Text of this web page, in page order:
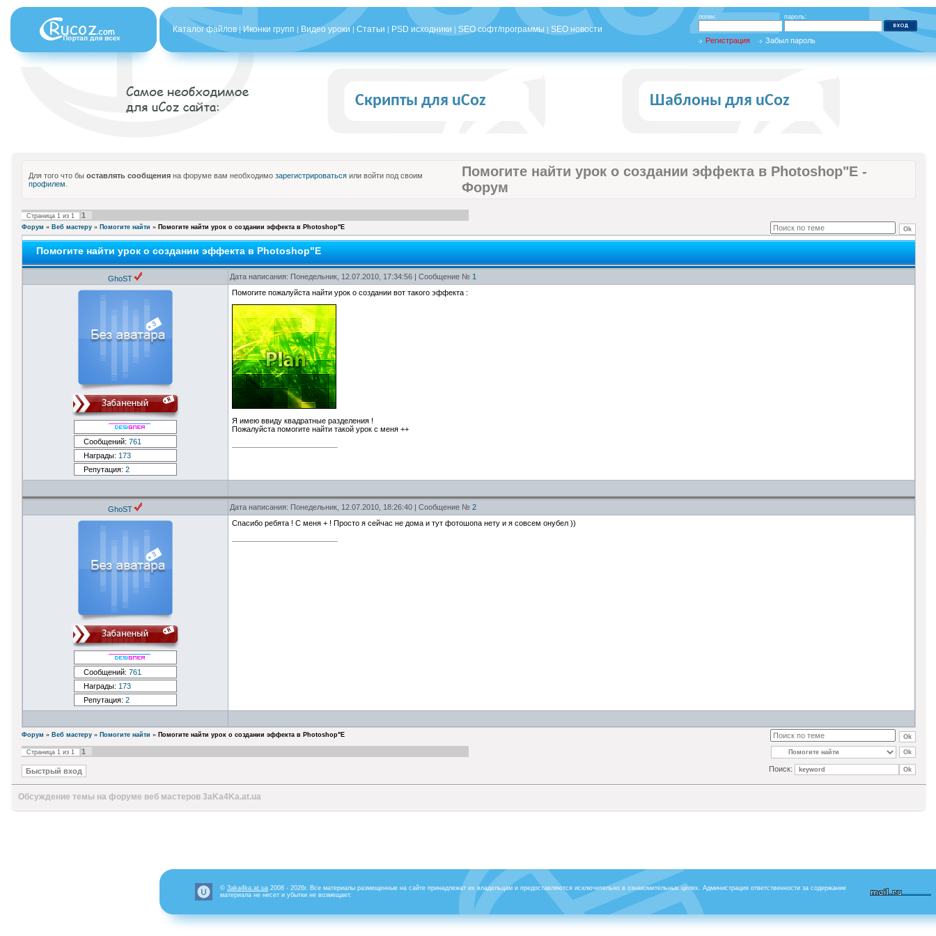
Каталог файлов|Иконки групп | Видео уроки | Статьи | PSD исходники | SEO софт/программы | SEO новости
логин: пароль:
Регистрация Забыл пароль
Скрипты для uCoz Шаблоны для uCoz
Для того что бы оставлять сообщения на форуме вам необходимо зарегистрироваться или войти под своим
профилем
Помогите найти урок о создании эффекта в Photoshop"Е -
Форум
Страница 1 из 1 1
Форум » Веб мастеру » Помогите найти » Помогите найти урок о создании эффекта в Photoshop"Е
Помогите найти урок о создании эффекта в Photoshop"Е
GhoST Дата написания: Понедельник, 12.07.2010, 17:34:56 | Сообщение № 1
Сообщений: 761
Награды: 173
Репутация: 2
Помогите пожалуйста найти урок о создании вот такого эффекта :
Я имею ввиду квадратные разделения !
Пожалуйста помогите найти такой урок с меня ++
GhoST Дата написания: Понедельник, 12.07.2010, 18:26:40 | Сообщение № 2
Сообщений: 761
Награды: 173
Репутация: 2
Спасибо ребята ! С меня + ! Просто я сейчас не дома и тут фотошопа нету и я совсем онубел ))
Форум » Веб мастеру » Помогите найти » Помогите найти урок о создании эффекта в Photoshop"Е
Страница 1 из 1 1
Поиск:
Обсуждение темы на форуме веб мастеров 3aKa4Ka.at.ua
© 3aka4ka.at.ua 2008 - 2026г. Все материалы размещенные на сайте принадлежат их владельцам и предоставляются исключительно в ознакомительных целях. Администрация ответственности за содержание
материала не несет и убытки не возмещает.